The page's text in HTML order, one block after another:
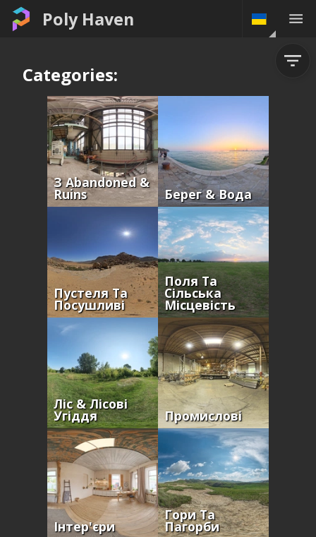
Poly Haven
Categories:
З Abandoned &
Ruins Берег & Вода
Пустеля Та
Посушливі
Поля Та
Сільська
Місцевість
Ліс & Лісові
Угіддя Промислові
Інтер'єри
Гори Та
Пагорби